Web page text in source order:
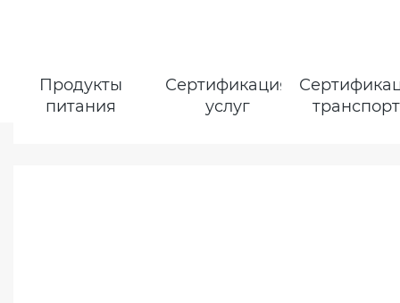
Продукты
питания
Сертификация
услуг